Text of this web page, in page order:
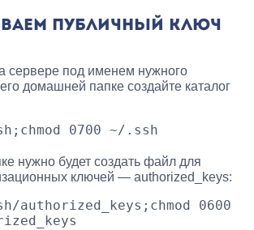
ПУБЛИЧНЫЙ КЛЮЧ
сервере под именем нужного
домашней папке создайте каталог
0700 ~/.ssh
нужно будет создать файл для
ключей — authorized_keys:
authorized_keys;chmod 0600